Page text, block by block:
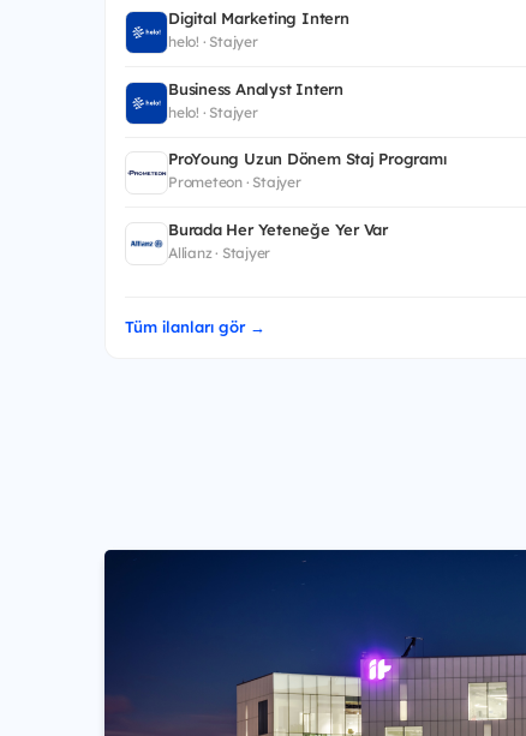
Digital Marketing Intern
helo! · Stajyer
Business Analyst Intern
helo! · Stajyer
ProYoung Uzun Dönem Staj Programı
Prometeon · Stajyer
Burada Her Yeteneğe Yer Var
Allianz · Stajyer
Tüm ilanları gör →